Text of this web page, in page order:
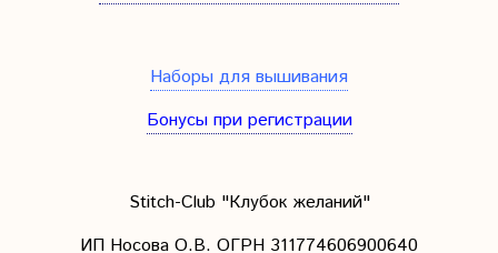
Наборы для вышивания
Бонусы при регистрации
Stitch-Club "Клубок желаний"
ИП Носова О.В. ОГРН 311774606900640